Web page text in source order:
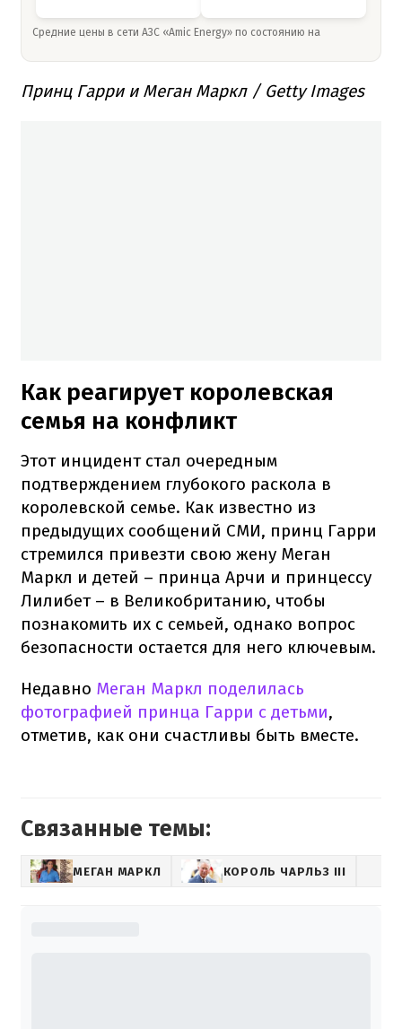
Средние цены в сети АЗС «Amic Energy» по состоянию на
Принц Гарри и Меган Маркл / Getty Images
Как реагирует королевская
семья на конфликт
Этот инцидент стал очередным
подтверждением глубокого раскола в
королевской семье. Как известно из
предыдущих сообщений СМИ, принц Гарри
стремился привезти свою жену Меган
Маркл и детей – принца Арчи и принцессу
Лилибет – в Великобританию, чтобы
познакомить их с семьей, однако вопрос
безопасности остается для него ключевым.
Недавно Меган Маркл поделилась
фотографией принца Гарри с детьми,
отметив, как они счастливы быть вместе.
Связанные темы:
МЕГАН МАРКЛ КОРОЛЬ ЧАРЛЬЗ III